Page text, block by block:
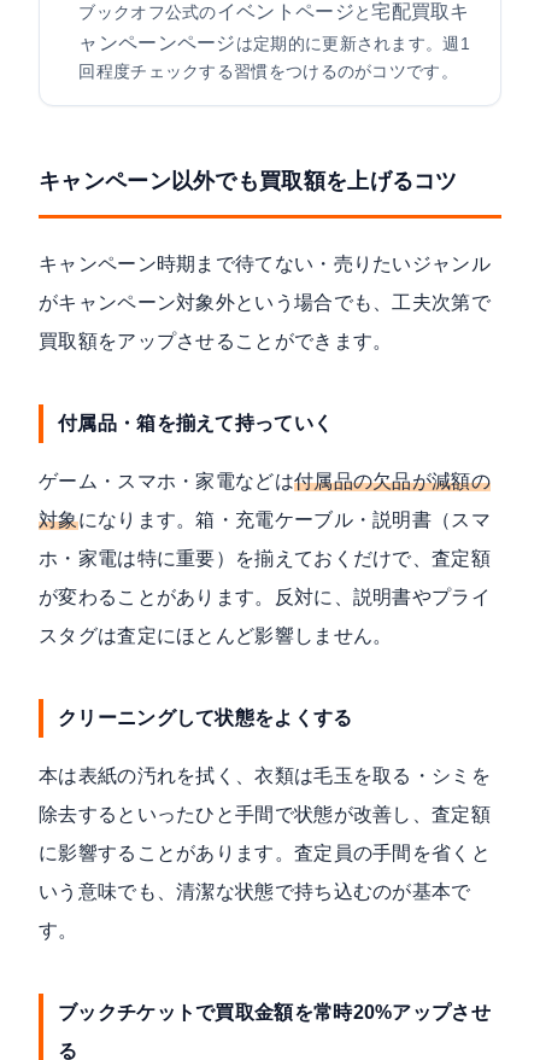
ブックオフ公式のイベントページ と宅配買取キ
ャンペーンページ は定期的に更新されます。週1
回程度チェックする習慣をつけるのがコツです。
キャンペーン以外でも買取額を上げるコツ
キャンペーン時期まで待てない・売りたいジャンル
がキャンペーン対象外という場合でも、工夫次第で
買取額をアップさせることができます。
付属品・箱を揃えて持っていく
ゲーム・スマホ・家電などは付属品の欠品が減額の
対象になります。箱・充電ケーブル・説明書（スマ
ホ・家電は特に重要）を揃えておくだけで、査定額
が変わることがあります。反対に、説明書やプライ
スタグは査定にほとんど影響しません。
クリーニングして状態をよくする
本は表紙の汚れを拭く、衣類は毛玉を取る・シミを
除去するといったひと手間で状態が改善し、査定額
に影響することがあります。査定員の手間を省くと
いう意味でも、清潔な状態で持ち込むのが基本で
す。
ブックチケットで買取金額を常時20%アップさせ
る